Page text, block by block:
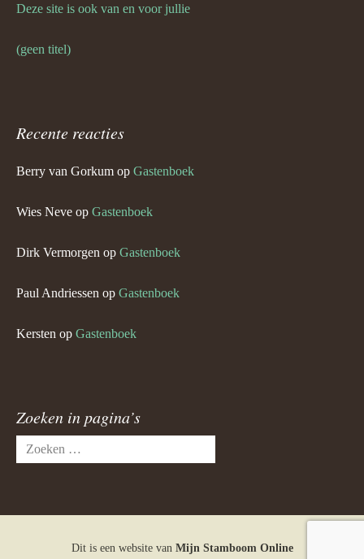
Deze site is ook van en voor jullie
(geen titel)
Recente reacties
Berry van Gorkum op Gastenboek
Wies Neve op Gastenboek
Dirk Vermorgen op Gastenboek
Paul Andriessen op Gastenboek
Kersten op Gastenboek
Zoeken in pagina’s
Zoeken
naar:
Dit is een website van Mijn Stamboom Online